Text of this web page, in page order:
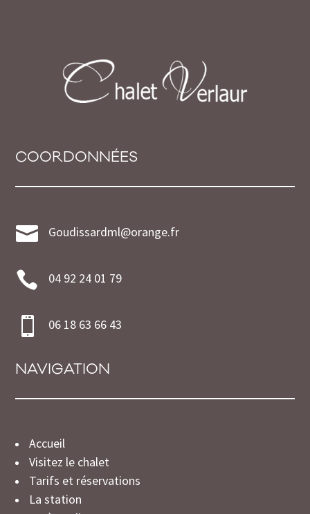
COORDONNÉES
 Goudissardml@orange.fr
 04 92 24 01 79
 06 18 63 66 43
NAVIGATION
Accueil
Visitez le chalet
Tarifs et réservations
La station